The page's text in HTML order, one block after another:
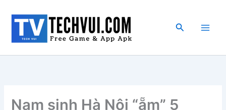
dung
Tìm
Nam sinh Hà Nội “ẵm” 5